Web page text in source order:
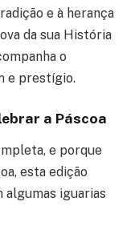
e à herança
da sua História
o
e prestígio.
a Páscoa
e porque
esta edição
algumas iguarias